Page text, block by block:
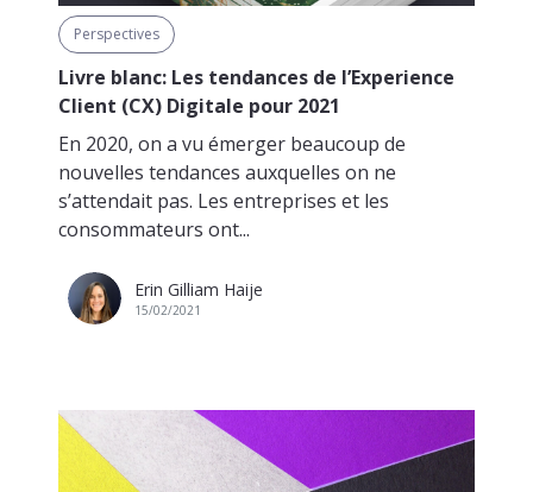
Perspectives
Livre blanc: Les tendances de l’Experience
Client (CX) Digitale pour 2021
En 2020, on a vu émerger beaucoup de
nouvelles tendances auxquelles on ne
s’attendait pas. Les entreprises et les
consommateurs ont...
Erin Gilliam Haije
15/02/2021